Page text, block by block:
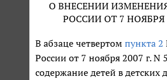
О ВНЕСЕНИИ
РОССИИ ОТ 7 НОЯБРЯ
В абзаце четвертом пункта 2
России от 7 ноября 2007 г. N
содержание детей в детских